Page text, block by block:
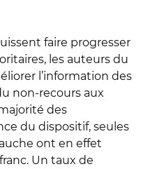
faire progresser
les auteurs du
l’information des
non-recours aux
des
du dispositif, seules
ont en effet
Un taux de